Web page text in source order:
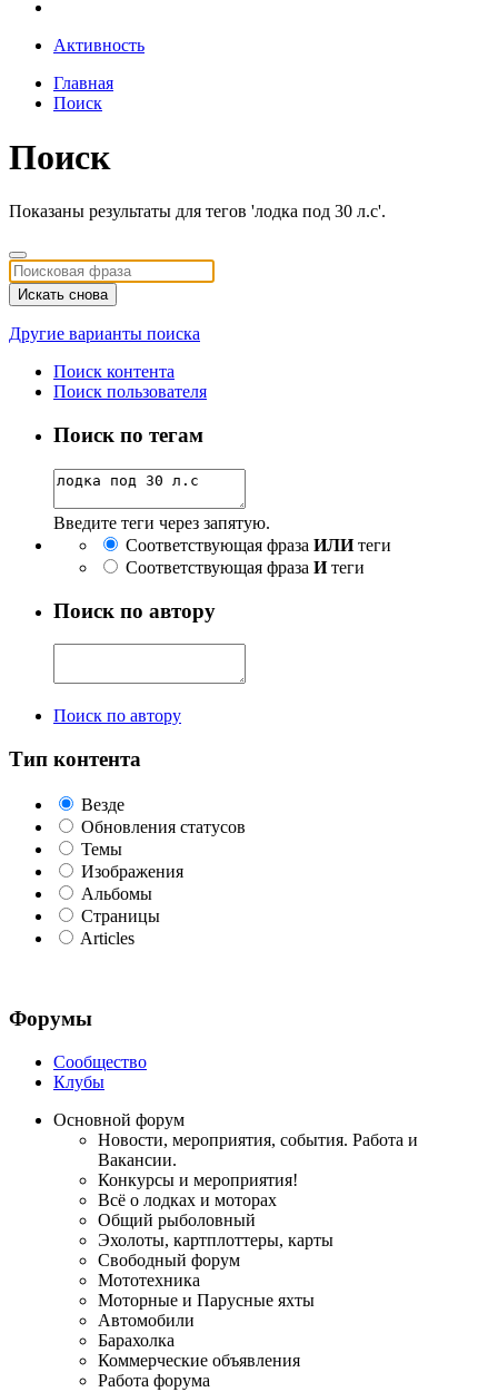
Активность
Главная
Поиск
Поиск
Показаны результаты для тегов 'лодка под 30 л.с'.
Искать снова
Другие варианты поиска
Поиск контента
Поиск пользователя
Поиск по тегам
Введите теги через запятую.
Соответствующая фраза ИЛИтеги
Соответствующая фраза Итеги
Поиск по автору
Поиск по автору
Тип контента
Везде
Обновления статусов
Темы
Изображения
Альбомы
Страницы
Articles
Форумы
Сообщество
Клубы
Основной форум
Новости, мероприятия, события. Работа и
Вакансии.
Конкурсы и мероприятия!
Всё о лодках и моторах
Общий рыболовный
Эхолоты, картплоттеры, карты
Свободный форум
Мототехника
Моторные и Парусные яхты
Автомобили
Барахолка
Коммерческие объявления
Работа форума